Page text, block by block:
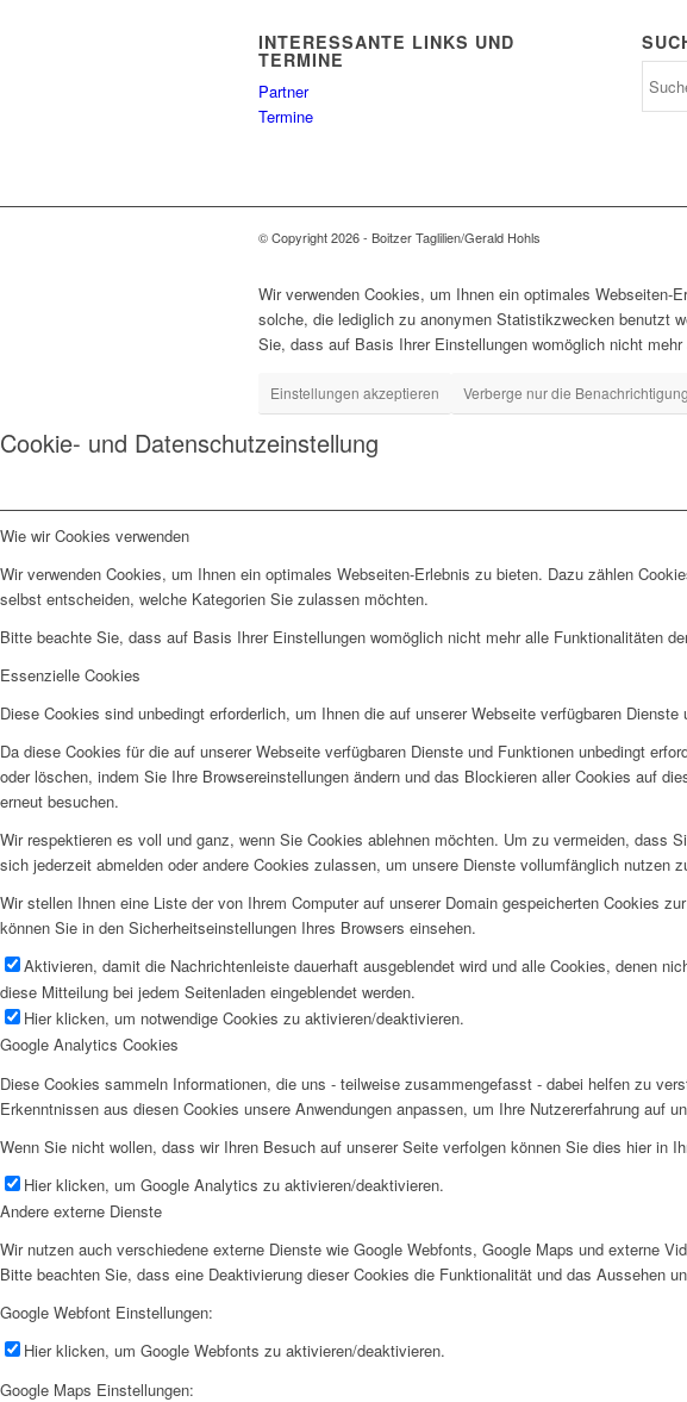
INTERESSANTE LINKS UND
TERMINE
Partner
Termine
© Copyright 2026 - Boitzer Taglilien/Gerald Hohls
Wir verwenden Cookies, um Ihnen ein optimales
solche, die lediglich zu anonymen Statistikzwecken benutzt
Sie, dass auf Basis Ihrer Einstellungen womöglich nicht
Einstellungen akzeptieren Verberge nur die Benachrichtigung
Cookie- und Datenschutzeinstellung
Wie wir Cookies verwenden
Wir verwenden Cookies, um Ihnen ein optimales Webseiten-Erlebnis zu bieten. Dazu zählen
selbst entscheiden, welche Kategorien Sie zulassen möchten.
Bitte beachte Sie, dass auf Basis Ihrer Einstellungen womöglich nicht mehr alle Funktionalitäten
Essenzielle Cookies
Diese Cookies sind unbedingt erforderlich, um Ihnen die auf unserer Webseite verfügbaren
Da diese Cookies für die auf unserer Webseite verfügbaren Dienste und Funktionen unbedingt
oder löschen, indem Sie Ihre Browsereinstellungen ändern und das Blockieren aller Cookies auf
erneut besuchen.
Wir respektieren es voll und ganz, wenn Sie Cookies ablehnen möchten. Um zu vermeiden, dass
sich jederzeit abmelden oder andere Cookies zulassen, um unsere Dienste vollumfänglich
Wir stellen Ihnen eine Liste der von Ihrem Computer auf unserer Domain gespeicherten Cookies
können Sie in den Sicherheitseinstellungen Ihres Browsers einsehen.
Aktivieren, damit die Nachrichtenleiste dauerhaft ausgeblendet wird und alle Cookies, denen
diese Mitteilung bei jedem Seitenladen eingeblendet werden.
Hier klicken, um notwendige Cookies zu aktivieren/deaktivieren.
Google Analytics Cookies
Diese Cookies sammeln Informationen, die uns - teilweise zusammengefasst - dabei helfen zu
Erkenntnissen aus diesen Cookies unsere Anwendungen anpassen, um Ihre Nutzererfahrung auf
Wenn Sie nicht wollen, dass wir Ihren Besuch auf unserer Seite verfolgen können Sie dies hier in
Hier klicken, um Google Analytics zu aktivieren/deaktivieren.
Andere externe Dienste
Wir nutzen auch verschiedene externe Dienste wie Google Webfonts, Google Maps und externe
Bitte beachten Sie, dass eine Deaktivierung dieser Cookies die Funktionalität und das Aussehen
Google Webfont Einstellungen:
Hier klicken, um Google Webfonts zu aktivieren/deaktivieren.
Google Maps Einstellungen: